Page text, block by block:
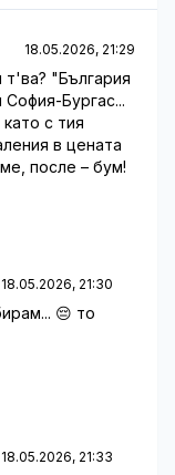
18.05.2026, 21:29
т'ва? "България
Бургас...
с тия
в цената
после – бум!
18.05.2026, 21:30
😔 то
18.05.2026, 21:33